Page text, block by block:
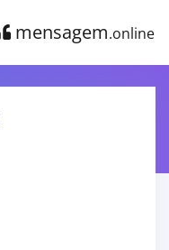
mensagem.online